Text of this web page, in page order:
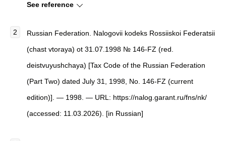
See reference
Russian Federation. Nalogovii kodeks Rossiiskoi Federatsii
(chast vtoraya) ot 31.07.1998 № 146-FZ (red.
deistvuyushchaya) [Tax Code of the Russian Federation
(Part Two) dated July 31, 1998, No. 146-FZ (current
edition)]. — 1998. — URL: https://nalog.garant.ru/fns/nk/
(accessed: 11.03.2026). [in Russian]